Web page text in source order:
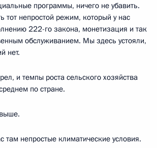
программы, ничего не убавить.
тот непростой режим, который у нас
222-го закона, монетизация и так
обслуживанием. Мы здесь устояли,
нет.
и темпы роста сельского хозяйства
по стране.
там непростые климатические условия.